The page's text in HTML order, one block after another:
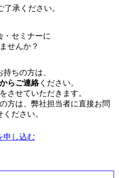
承ください。
・セミナーに
せんか？
ちの方は、
らご連絡ください。
させていただきます。
方は、弊社担当者に直接お問
ださい。
申し込む